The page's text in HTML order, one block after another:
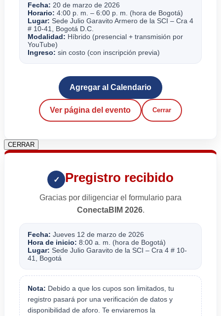
Fecha: 20 de marzo de 2026
Horario: 4:00 p. m. – 6:00 p. m. (hora de Bogotá)
Lugar: Sede Julio Garavito Armero de la SCI – Cra 4
# 10-41, Bogotá D.C.
Modalidad: Híbrido (presencial + transmisión por
YouTube)
Ingreso: sin costo (con inscripción previa)
Agregar al Calendario
Ver página del evento Cerrar
CERRAR
✓ Pregistro recibido
Gracias por diligenciar el formulario para
ConectaBIM 2026.
Fecha: Jueves 12 de marzo de 2026
Hora de inicio: 8:00 a. m. (hora de Bogotá)
Lugar: Sede Julio Garavito de la SCI – Cra 4 # 10-
41, Bogotá
Nota: Debido a que los cupos son limitados, tu
registro pasará por una verificación de datos y
disponibilidad de aforo. Te enviaremos la